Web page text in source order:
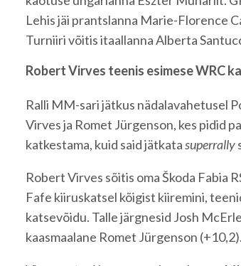
Lehis jäi prantslanna Marie-Florence
Turniiri võitis itaallanna Alberta
Robert Virves teenis esimese WRC
Ralli MM-sari jätkus nädalavahetusel
Virves ja Romet Jürgenson, kes pidid
katkestama, kuid said jätkatasuperrally
Robert Virves sõitis oma Škoda Fabia
Fafe kiiruskatsel kõigist kiiremini,
katsevõidu. Talle järgnesid Josh
kaasmaalane Romet Jürgenson (+10,2).